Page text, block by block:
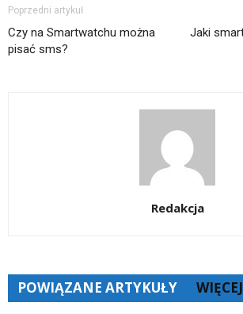
Poprzedni artykuł
Czy na Smartwatchu można
pisać sms?
Jaki
Redakcja
POWIĄZANE ARTYKUŁY